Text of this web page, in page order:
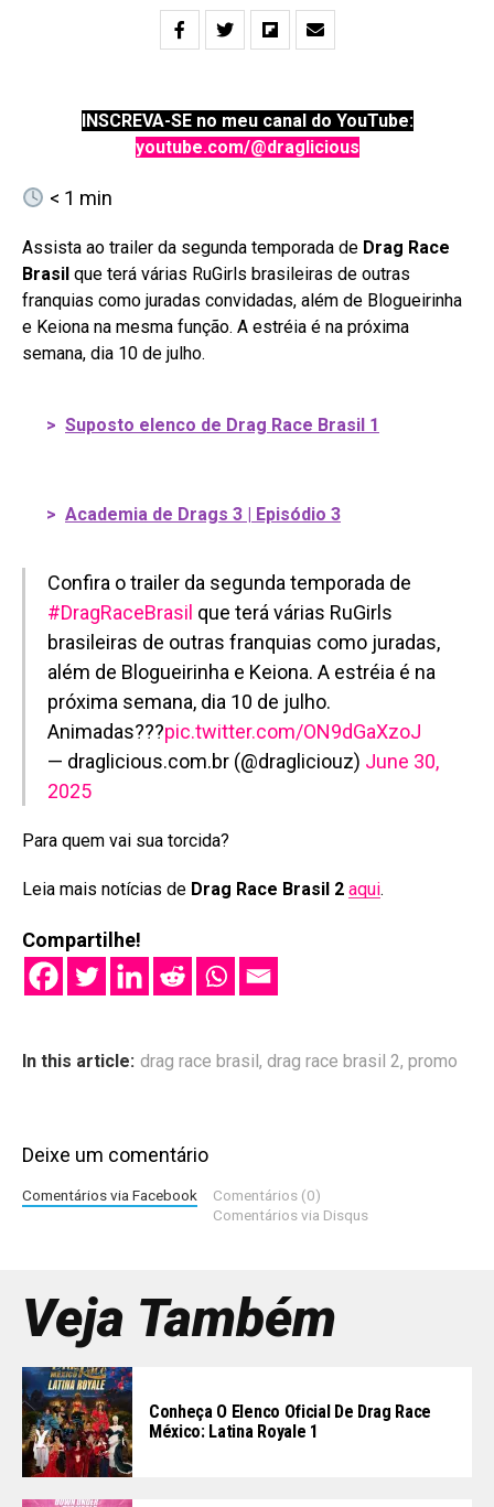
INSCREVA-SE no meu canal do YouTube:
youtube.com/@draglicious
< 1 min
Assista ao trailer da segunda temporada de Drag Race
Brasil que terá várias RuGirls brasileiras de outras
franquias como juradas convidadas, além de Blogueirinha
e Keiona na mesma função. A estréia é na próxima
semana, dia 10 de julho.
> Suposto elenco de Drag Race Brasil 1
> Academia de Drags 3 | Episódio 3
Confira o trailer da segunda temporada de
#DragRaceBrasil que terá várias RuGirls
brasileiras de outras franquias como juradas,
além de Blogueirinha e Keiona. A estréia é na
próxima semana, dia 10 de julho.
Animadas???pic.twitter.com/ON9dGaXzoJ
— draglicious.com.br (@dragliciouz) June 30,
2025
Para quem vai sua torcida?
Leia mais notícias de Drag Race Brasil 2 aqui.
Compartilhe!
In this article: drag race brasil, drag race brasil 2, promo
Deixe um comentário
Comentários via Facebook
Comentários (0)
Comentários via Disqus
Veja Também
Conheça O Elenco Oficial De Drag Race
México: Latina Royale 1